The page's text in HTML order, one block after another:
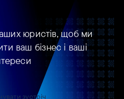
юристів, щоб ми
ваш бізнес і ваші
зустріч